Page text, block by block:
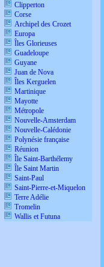
Clipperton
Corse
Archipel des Crozet
Europa
Îles Glorieuses
Guadeloupe
Guyane
Juan de Nova
Îles Kerguelen
Martinique
Mayotte
Métropole
Nouvelle-Amsterdam
Nouvelle-Calédonie
Polynésie française
Réunion
Île Saint-Barthélemy
Île Saint Martin
Saint-Paul
Saint-Pierre-et-Miquelon
Terre Adélie
Tromelin
Wallis et Futuna